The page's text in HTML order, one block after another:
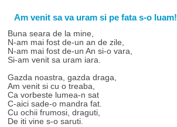
Am venit sa va uram si pe fata s-o luam!
Buna seara de la mine,
N-am mai fost de-un an de zile,
N-am mai fost de-un An si-o vara,
Si-am venit sa uram iara.
Gazda noastra, gazda draga,
Am venit si cu o treaba,
Ca vorbeste lumea-n sat
C-aici sade-o mandra fat.
Cu ochii frumosi, draguti,
De iti vine s-o saruti.